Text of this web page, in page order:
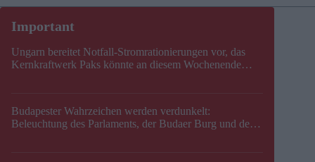
Ungarn bereitet Notfall-Stromrationierungen vor, das
Kernkraftwerk Paks könnte an diesem Wochenende
Budapester Wahrzeichen werden verdunkelt:
Beleuchtung des Parlaments, der Budaer Burg und der